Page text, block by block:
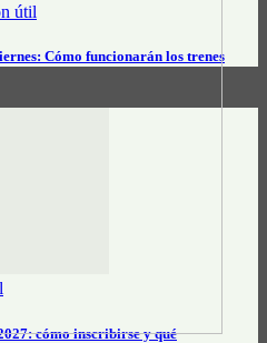
útil
Cómo funcionarán los trenes
cómo inscribirse y qué